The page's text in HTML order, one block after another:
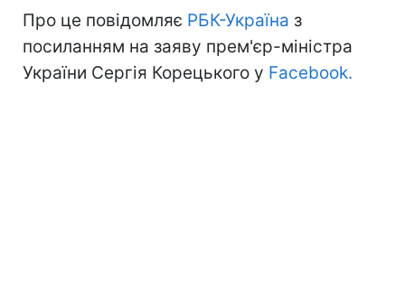
Про це повідомляє РБК-Україна з
посиланням на заяву прем'єр-міністра
України Сергія Корецького у Facebook.